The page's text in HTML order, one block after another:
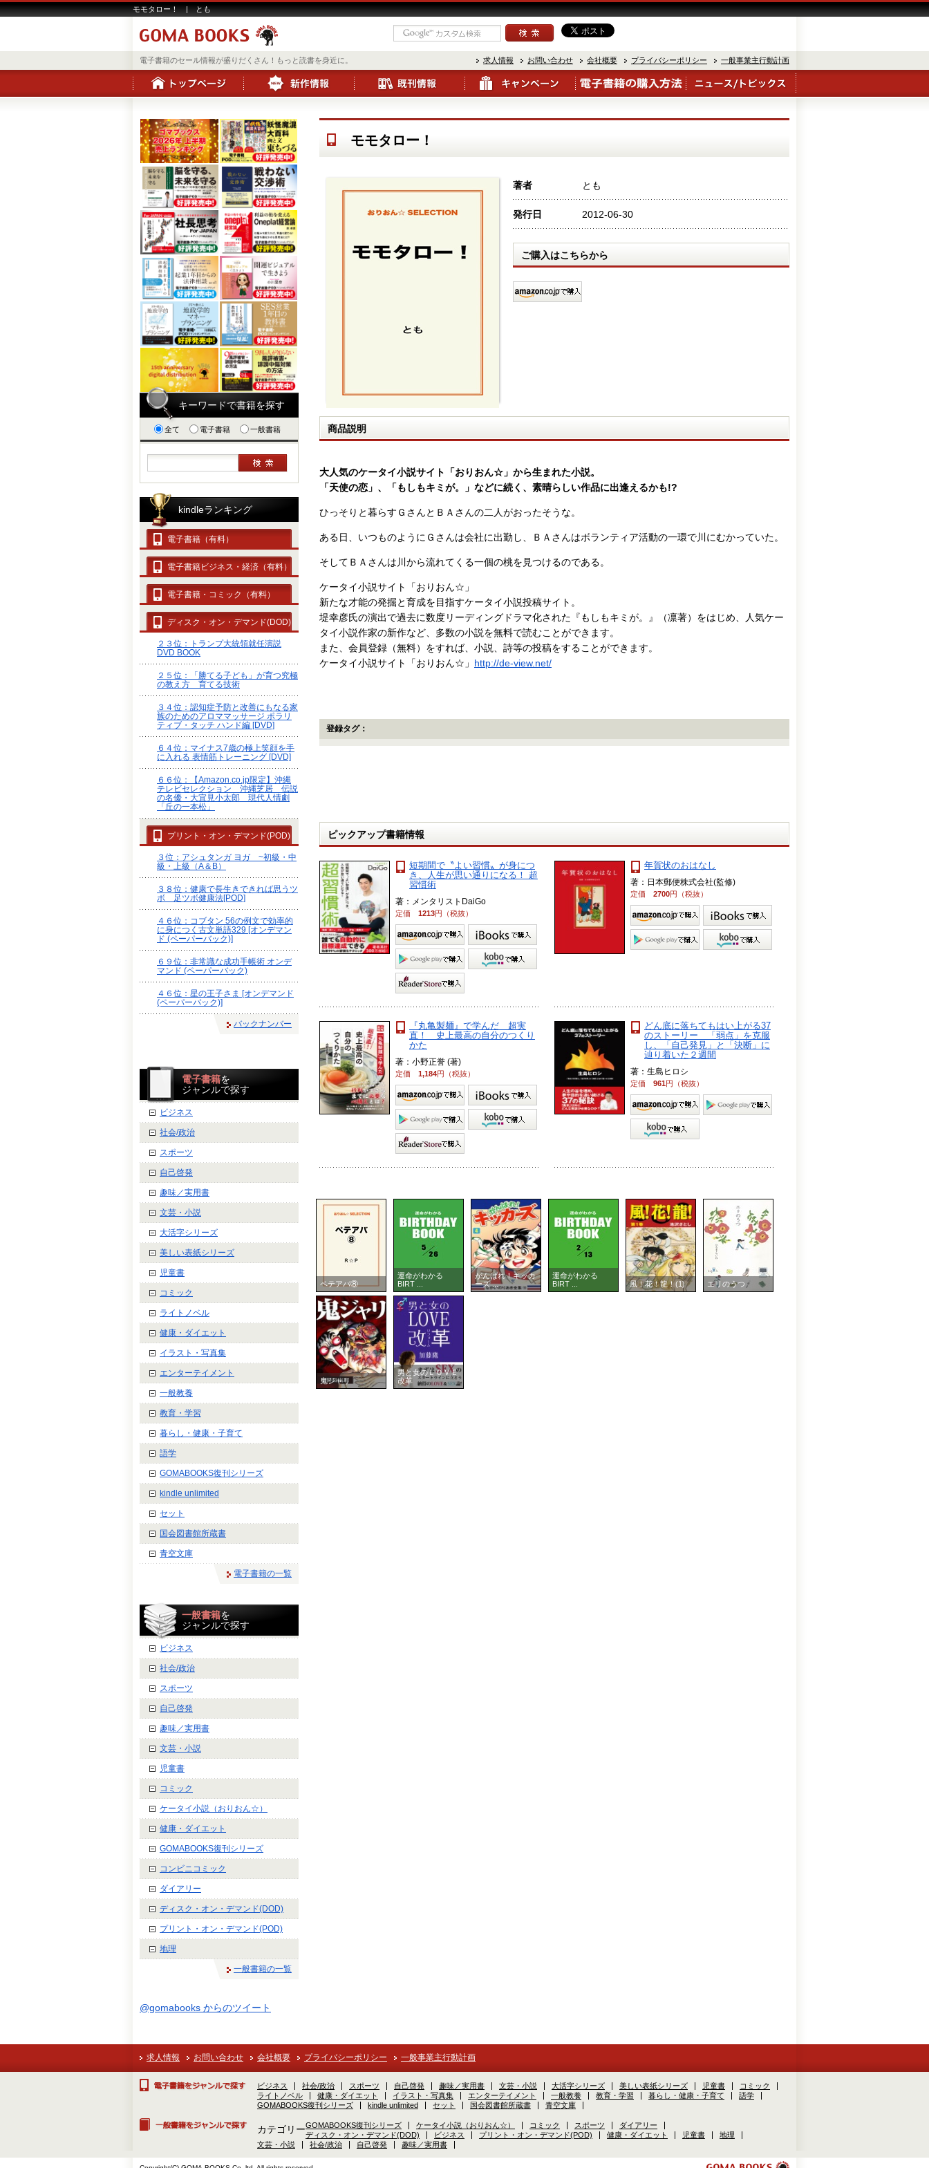
モモタロー！ | とも
電子書籍のセール情報が盛りだくさん！もっと読書を身近に。 求人情報 お問い合わせ 会社概要 プライバシーポリシー 一般事業主行動計画
モモタロー！
著者 とも
発行日 2012-06-30
ご購入はこちらから
商品説明
大人気のケータイ小説サイト「おりおん☆」から生まれた小説。
「天使の恋」、「もしもキミが。」などに続く、素晴らしい作品に出逢えるかも!?
ひっそりと暮らすＧさんとＢＡさんの二人がおったそうな。
ある日、いつものようにＧさんは会社に出勤し、ＢＡさんはボランティア活動の一環で川にむかっていた。
そしてＢＡさんは川から流れてくる一個の桃を見つけるのである。
ケータイ小説サイト「おりおん☆」
新たな才能の発掘と育成を目指すケータイ小説投稿サイト。
堤幸彦氏の演出で過去に数度リーディングドラマ化された『もしもキミが。』（凛著）をはじめ、人気ケー
タイ小説作家の新作など、多数の小説を無料で読むことができます。
また、会員登録（無料）をすれば、小説、詩等の投稿をすることができます。
ケータイ小説サイト「おりおん☆」 http://de-view.net/
登録タグ：
ピックアップ書籍情報
短期間で〝よい習慣〟が身につ
き、人生が思い通りになる！ 超
習慣術
著：メンタリストDaiGo
定価 1213円（税抜）
年賀状のおはなし
著：日本郵便株式会社(監修)
定価 2700円（税抜）
『丸亀製麺』で学んだ 超実
直！ 史上最高の自分のつくり
かた
著：小野正誉 (著)
定価 1,184円（税抜）
どん底に落ちてもはい上がる37
のストーリー 「弱点」を克服
し、「自己発見」と「決断」に
辿り着いた２週間
著：生島ヒロシ
定価 961円（税抜）
キーワードで書籍を探す
全て 電子書籍 一般書籍
kindleランキング
電子書籍（有料）
電子書籍ビジネス・経済（有料）
電子書籍・コミック（有料）
ディスク・オン・デマンド(DOD)
２３位：トランプ大統領就任演説
DVD BOOK
２５位：「勝てる子ども」が育つ究極
の教え方 育てる技術
３４位：認知症予防と改善にもなる家
族のためのアロママッサージ ポラリ
ティブ・タッチ ハンド編 [DVD]
６４位：マイナス7歳の極上笑顔を手
に入れる 表情筋トレーニング [DVD]
６６位：【Amazon.co.jp限定】沖縄
テレビセレクション 沖縄芝居 伝説
の名優・大宜見小太郎 現代人情劇
「丘の一本松」
プリント・オン・デマンド(POD)
３位：アシュタンガ ヨガ ~初級・中
級・上級（A＆B）
３８位：健康で長生きできれば思うツ
ボ 足ツボ健康法[POD]
４６位：コブタン 56の例文で効率的
に身につく古文単語329 [オンデマン
ド (ペーパーバック)]
６９位：非常識な成功手帳術 オンデ
マンド (ペーパーバック)
４６位：星の王子さま [オンデマンド
(ペーパーバック)]
バックナンバー
電子書籍を
ジャンルで探す
ビジネス
社会/政治
スポーツ
自己啓発
趣味／実用書
文芸・小説
大活字シリーズ
美しい表紙シリーズ
児童書
コミック
ライトノベル
健康・ダイエット
イラスト・写真集
エンターテイメント
一般教養
教育・学習
暮らし・健康・子育て
語学
GOMABOOKS復刊シリーズ
kindle unlimited
セット
国会図書館所蔵書
青空文庫
電子書籍の一覧
一般書籍を
ジャンルで探す
ビジネス
社会/政治
スポーツ
自己啓発
趣味／実用書
文芸・小説
児童書
コミック
ケータイ小説（おりおん☆）
健康・ダイエット
GOMABOOKS復刊シリーズ
コンビニコミック
ダイアリー
ディスク・オン・デマンド(DOD)
プリント・オン・デマンド(POD)
地理
一般書籍の一覧
@gomabooks からのツイート
ペテアバ⑧
運命がわかる
BIRT ...
がんばれ！キッカ
ーズ ...
運命がわかる
BIRT ...
風！花！龍！(1) エリのうつ
鬼ジャリ
男と女のＬＯＶＥ
改革
求人情報 お問い合わせ 会社概要 プライバシーポリシー 一般事業主行動計画
ビジネス 社会/政治 スポーツ 自己啓発 趣味／実用書 文芸・小説 大活字シリーズ 美しい表紙シリーズ 児童書
コミック
ライトノベル
健康・ダイエット イラスト・写真集 エンターテイメント 一般教養 教育・学習 暮らし・健康・子育て
語学
GOMABOOKS復刊シリーズ
kindle unlimited セット 国会図書館所蔵書 青空文庫
カテゴリーGOMABOOKS復刊シリーズ ケータイ小説（おりおん☆） コミック スポーツ
ダイアリー
ディスク・オン・デマンド(DOD)
ビジネス プリント・オン・デマンド(POD) 健康・ダイエット 児童書
地理
文芸・小説
社会/政治 自己啓発 趣味／実用書